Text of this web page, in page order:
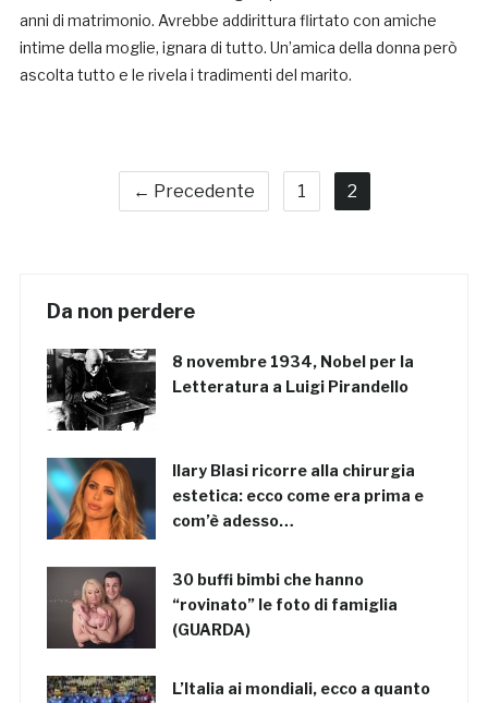
anni di matrimonio. Avrebbe addirittura flirtato con amiche
intime della moglie, ignara di tutto. Un’amica della donna però
ascolta tutto e le rivela i tradimenti del marito.
← Precedente 1 2
Da non perdere
8 novembre 1934, Nobel per la
Letteratura a Luigi Pirandello
Ilary Blasi ricorre alla chirurgia
estetica: ecco come era prima e
com’è adesso…
30 buffi bimbi che hanno
“rovinato” le foto di famiglia
(GUARDA)
L’Italia ai mondiali, ecco a quanto